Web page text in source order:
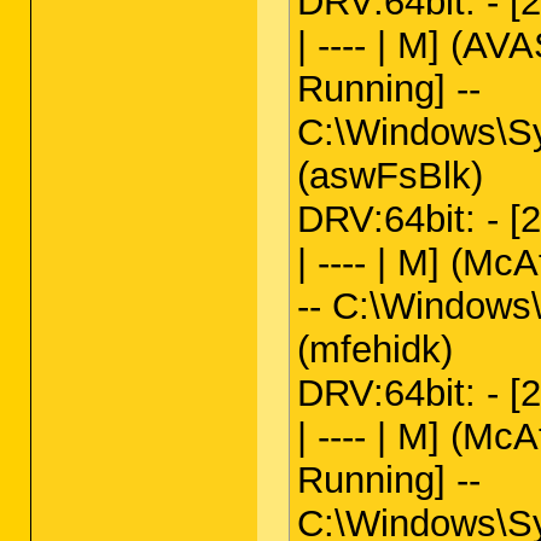
- [2011.10.18 15:23:06 |
- [2011.01.29 05:36:18 |
- [2011.01.27 19:28:20 |
- [2011.01.27 19:28:20 |
- [2011.01.27 19:28:20 |
- [2011.01.27 19:28:20 |
- [2011.01.27 19:28:20 |
- [2011.01.27 19:28:20 |
- [2011.01.27 19:28:20 |
- [2011.01.27 19:28:20 |
SRV - [2012.04.26 13:43:55 |
SRV - [2012.04.15 15:55:44 |
SRV - [2012.04.04 15:56:40 |
SRV - [2012.03.07 01:15:14 |
SRV - [2012.03.07 01:15:13 |
SRV - [2012.01.22 16:15:32 |
SRV - [2011.10.18 18:01:08 |
SRV - [2011.10.01 09:30:22 |
SRV - [2011.10.01 09:30:18 |
SRV - [2011.05.19 19:15:44 |
SRV - [2011.04.29 17:20:18 |
SRV - [2011.04.29 17:19:22 |
SRV - [2011.03.30 09:09:12 |
SRV - [2011.03.29 08:13:25 |
SRV - [2011.03.28 22:11:06 |
SRV - [2011.03.05 16:42:36 |
SRV - [2011.03.01 21:23:36 |
SRV - [2011.02.28 10:29:18 |
SRV - [2011.02.25 10:46:22 |
| ---- | M]
Running] --
(aswFsBlk)
DRV:64bit: -
| ---- | M]
--
(mfehidk)
DRV:64bit: -
| ---- | M]
Running] --